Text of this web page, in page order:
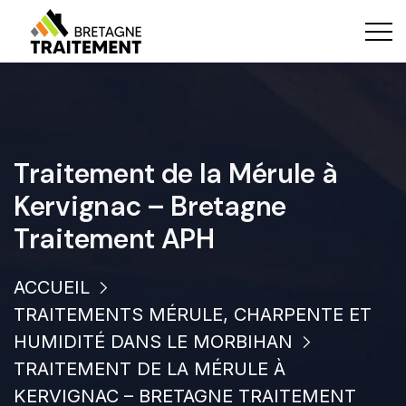
Traitement de la Mérule à
Kervignac – Bretagne
Traitement APH
ACCUEIL
TRAITEMENTS MÉRULE, CHARPENTE ET
HUMIDITÉ DANS LE MORBIHAN
TRAITEMENT DE LA MÉRULE À
KERVIGNAC – BRETAGNE TRAITEMENT